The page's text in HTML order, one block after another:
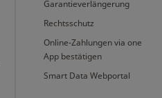
Garantieverlängerung
Rechtsschutz
Online-Zahlungen via one
App bestätigen
Smart Data Webportal